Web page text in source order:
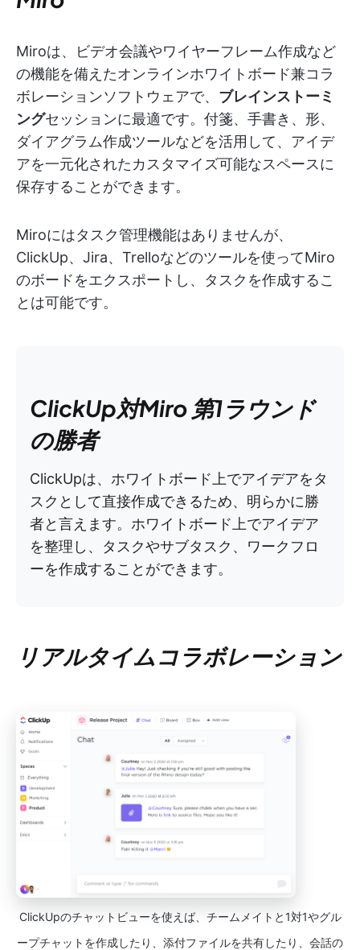
Miroは、ビデオ会議やワイヤーフレーム作成など
の機能を備えたオンラインホワイトボード兼コラ
ボレーションソフトウェアで、 ブレインストーミ
ングセッションに最適です。付箋、手書き、形、
ダイアグラム作成ツールなどを活用して、アイデ
アを一元化されたカスタマイズ可能なスペースに
保存することができます。
Miroにはタスク管理機能はありませんが、
ClickUp、Jira、Trelloなどのツールを使ってMiro
のボードをエクスポートし、タスクを作成するこ
とは可能です。
ClickUp対Miro 第1ラウンド
の勝者
ClickUpは、ホワイトボード上でアイデアをタ
スクとして直接作成できるため、明らかに勝
者と言えます。ホワイトボード上でアイデア
を整理し、タスクやサブタスク、ワークフロ
ーを作成することができます。
リアルタイムコラボレーション
ClickUpのチャットビューを使えば、チームメイトと1対1やグル
ープチャットを作成したり、添付ファイルを共有したり、会話の